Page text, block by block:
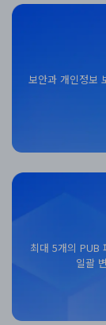
보안과 개인정보
최대 5개의 PUB
일괄